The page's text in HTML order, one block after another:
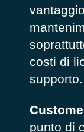
costi di
supporto.
punto di